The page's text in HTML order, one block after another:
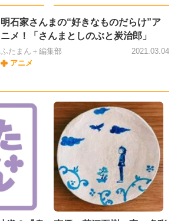
明石家さんまの“好きなものだらけ”ア
ニメ！「さんまとしのぶと炭治郎」
ふたまん＋編集部
アニメ
2021.03.04